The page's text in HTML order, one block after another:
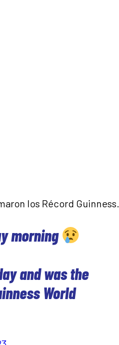
los Récord Guinness.
morning
and was the
World